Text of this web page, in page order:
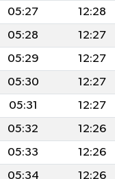
05:27 12:28
05:28 12:27
05:29 12:27
05:30 12:27
05:31 12:27
05:32 12:26
05:33 12:26
05:34 12:26